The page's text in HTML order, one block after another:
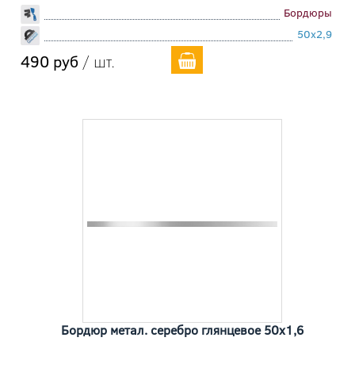
Бордюры
50x2,9
490 руб / шт.
Бордюр метал. серебро глянцевое 50x1,6